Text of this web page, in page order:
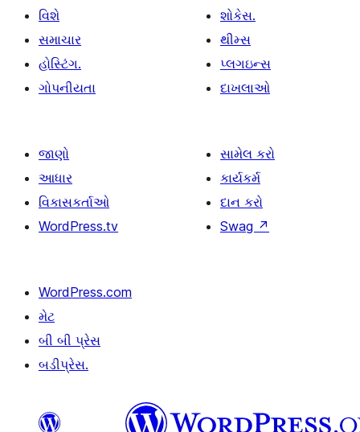
વિશે
સમાચાર
હોસ્ટિંગ.
ગોપનીયતા
શોકેસ.
થીમ્સ
પ્લગઇન્સ
દાખલાઓ
જાણો
આધાર
વિકાસકર્તાઓ
WordPress.tv
સામેલ કરો
કાર્યકર્મ
દાન કરો
Swag ↗
WordPress.com
મેટ
બી બી પ્રેસ
બડીપ્રેસ.